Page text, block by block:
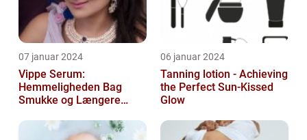
07 januar 2024
Vippe Serum:
Hemmeligheden Bag
Smukke og Længere
06 januar 2024
Tanning lotion - Achieving
the Perfect Sun-Kissed
Glow